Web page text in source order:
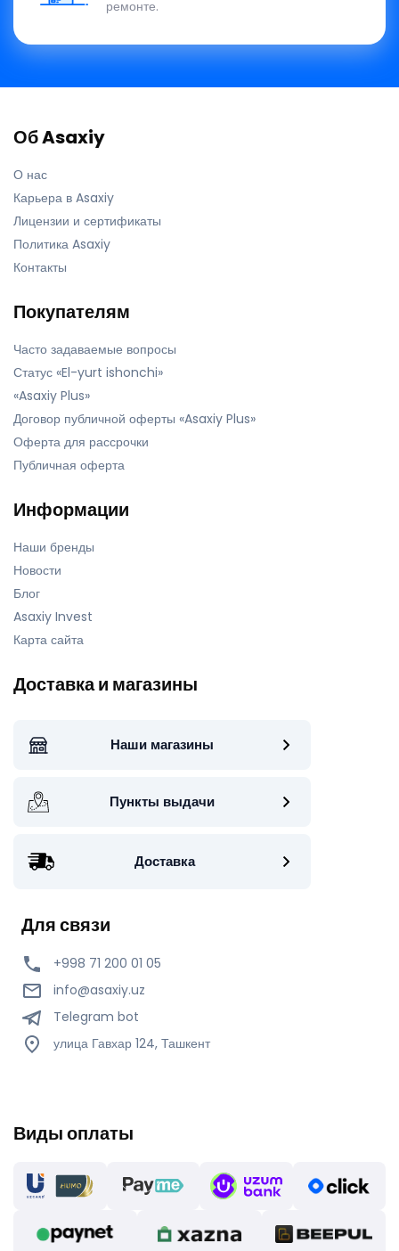
ремонте.
Об Asaxiy
О нас
Карьера в Asaxiy
Лицензии и сертификаты
Политика Asaxiy
Контакты
Покупателям
Часто задаваемые вопросы
Статус «El-yurt ishonchi»
«Asaxiy Plus»
Договор публичной оферты «Asaxiy Plus»
Оферта для рассрочки
Публичная оферта
Информации
Наши бренды
Новости
Блог
Asaxiy Invest
Карта сайта
Доставка и магазины
Наши магазины
Пункты выдачи
Доставка
Для связи
+998 71 200 01 05
info@asaxiy.uz
Telegram bot
улица Гавхар 124, Ташкент
Виды оплаты